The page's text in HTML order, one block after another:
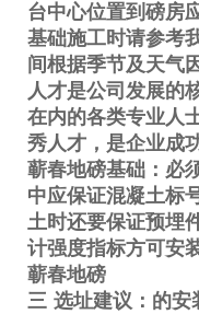
台中心位置到磅房
基础施工时请参考
间根据季节及天气
人才是公司发展的
在内的各类专业人
秀人才，是企业成
蕲春地磅基础：必
中应保证混凝土标
土时还要保证预埋
计强度指标方可安
蕲春地磅
三 选址建议：的安